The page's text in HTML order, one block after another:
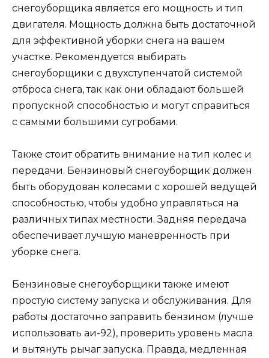
снегоуборщика является его мощность и тип
двигателя. Мощность должна быть достаточной
для эффективной уборки снега на вашем
участке. Рекомендуется выбирать
снегоуборщики с двухступенчатой системой
отброса снега, так как они обладают большей
пропускной способностью и могут справиться
с самыми большими сугробами.
Также стоит обратить внимание на тип колес и
передачи. Бензиновый снегоуборщик должен
быть оборудован колесами с хорошей ведущей
способностью, чтобы удобно управляться на
различных типах местности. Задняя передача
обеспечивает лучшую маневренность при
уборке снега.
Бензиновые снегоуборщики также имеют
простую систему запуска и обслуживания. Для
работы достаточно заправить бензином (лучше
использовать аи-92), проверить уровень масла
и вытянуть рычаг запуска. Правда, медленная